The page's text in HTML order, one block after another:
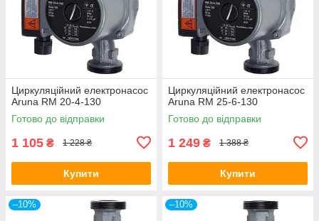
Циркуляційний електронасос
Aruna RM 20-4-130
Готово до відправки
1 105 ₴ 1 228 ₴
Купити
Циркуляційний електронасос
Aruna RM 25-6-130
Готово до відправки
1 249 ₴ 1 388 ₴
Купити
–10% –10%